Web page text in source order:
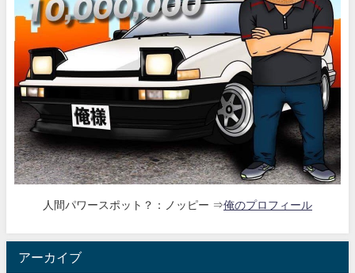
人間パワースポット？：ノッピー ⇒俺のプロフィール
アーカイブ